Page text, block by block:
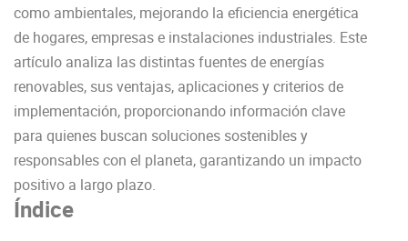
como ambientales, mejorando la eficiencia energética
de hogares, empresas e instalaciones industriales. Este
artículo analiza las distintas fuentes de energías
renovables, sus ventajas, aplicaciones y criterios de
implementación, proporcionando información clave
para quienes buscan soluciones sostenibles y
responsables con el planeta, garantizando un impacto
positivo a largo plazo.
Índice